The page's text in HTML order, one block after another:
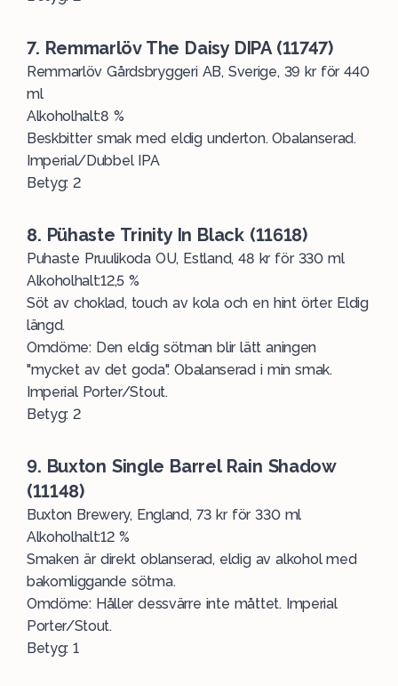
7. Remmarlöv The Daisy DIPA (11747)
Remmarlöv Gårdsbryggeri AB, Sverige, 39 kr för 440
ml
Alkoholhalt:8 %
Beskbitter smak med eldig underton. Obalanserad.
Imperial/Dubbel IPA
Betyg: 2
8. Pühaste Trinity In Black (11618)
Puhaste Pruulikoda OU, Estland, 48 kr för 330 ml
Alkoholhalt:12,5 %
Söt av choklad, touch av kola och en hint örter. Eldig
längd.
Omdöme: Den eldig sötman blir lätt aningen
"mycket av det goda". Obalanserad i min smak.
Imperial Porter/Stout.
Betyg: 2
9. Buxton Single Barrel Rain Shadow
(11148)
Buxton Brewery, England, 73 kr för 330 ml
Alkoholhalt:12 %
Smaken är direkt oblanserad, eldig av alkohol med
bakomliggande sötma.
Omdöme: Håller dessvärre inte måttet. Imperial
Porter/Stout.
Betyg: 1